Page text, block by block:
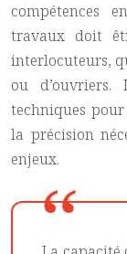
compétences
travaux doit
interlocuteurs,
ou
techniques
la précision
enjeux.